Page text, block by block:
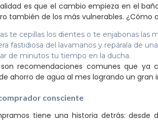
es que el cambio empieza en el
también de los más vulnerables. ¿Cómo
te cepillas los dientes o te enjabonas las
fastidiosa del lavamanos y repárala de
de minutos tu tiempo en la ducha.
recomendaciones comunes que ya
ahorro de agua al mes logrando un gran
consciente
tiene una historia detrás: desde